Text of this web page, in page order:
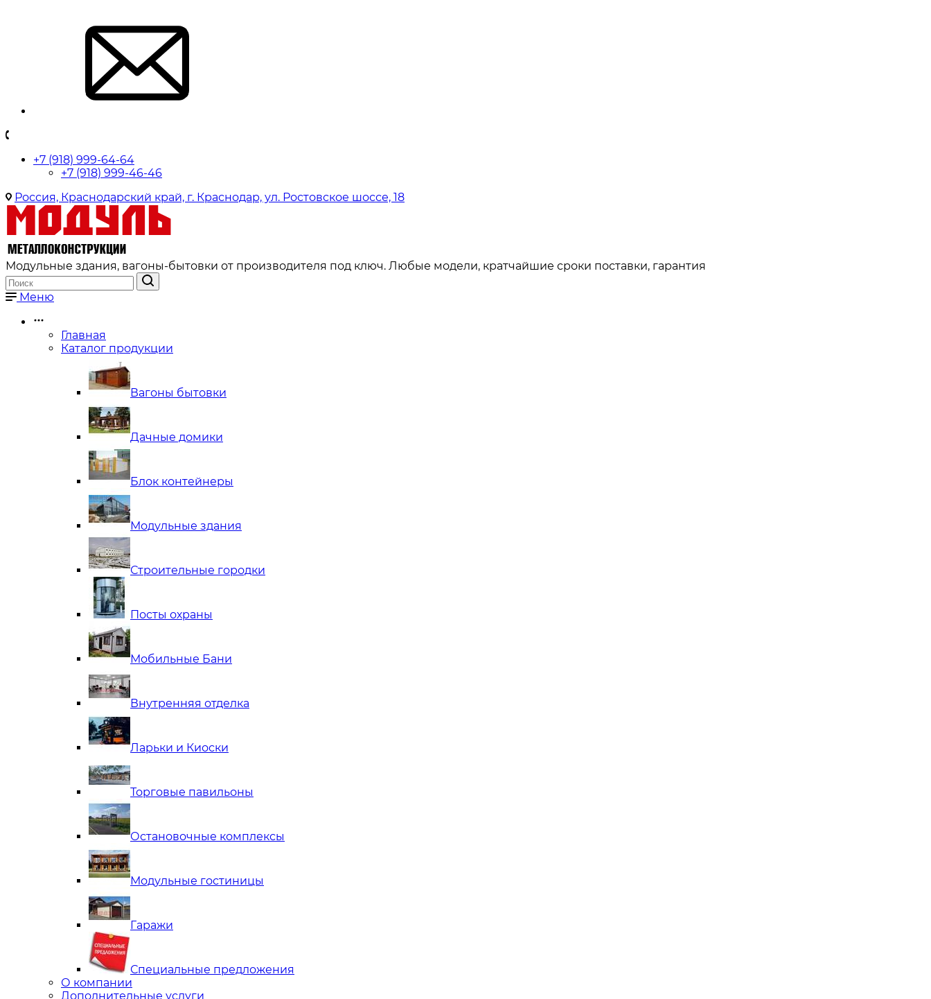
+7 (918) 999-64-64
+7 (918) 999-46-46
Россия, Краснодарский край, г. Краснодар, ул. Ростовское шоссе, 18
Модульные здания, вагоны-бытовки от производителя под ключ. Любые модели, кратчайшие сроки поставки, гарантия
Меню
Главная
Каталог продукции
Вагоны бытовки
Дачные домики
Блок контейнеры
Модульные здания
Строительные городки
Посты охраны
Мобильные Бани
Внутренняя отделка
Ларьки и Киоски
Торговые павильоны
Остановочные комплексы
Модульные гостиницы
Гаражи
Специальные предложения
О компании
Дополнительные услуги